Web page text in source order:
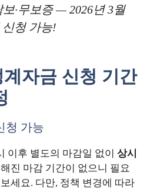
·무보증 — 2026년 3월
청 가능!
자금 신청 기간
청 가능
이후 별도의 마감일 없이 상시
진 마감 기간이 없으니 필요
세요. 다만, 정책 변경에 따라